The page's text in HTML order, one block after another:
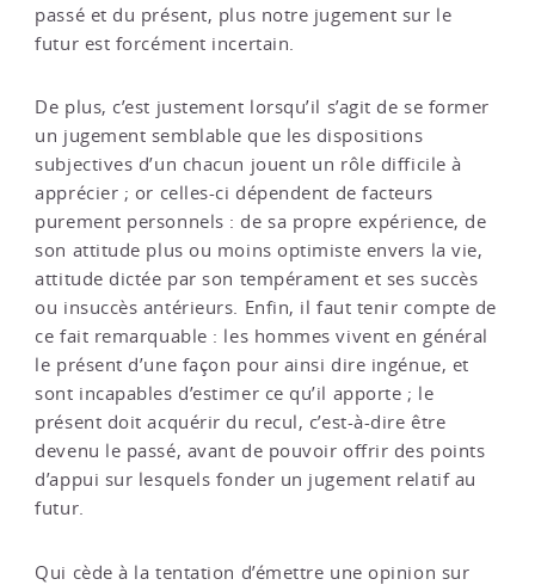
passé et du présent, plus notre jugement sur le
futur est forcément incertain.
De plus, c’est justement lorsqu’il s’agit de se former
un jugement semblable que les dispositions
subjectives d’un chacun jouent un rôle difficile à
apprécier ; or celles-ci dépendent de facteurs
purement personnels : de sa propre expérience, de
son attitude plus ou moins optimiste envers la vie,
attitude dictée par son tempérament et ses succès
ou insuccès antérieurs. Enfin, il faut tenir compte de
ce fait remarquable : les hommes vivent en général
le présent d’une façon pour ainsi dire ingénue, et
sont incapables d’estimer ce qu’il apporte ; le
présent doit acquérir du recul, c’est-à-dire être
devenu le passé, avant de pouvoir offrir des points
d’appui sur lesquels fonder un jugement relatif au
futur.
Qui cède à la tentation d’émettre une opinion sur